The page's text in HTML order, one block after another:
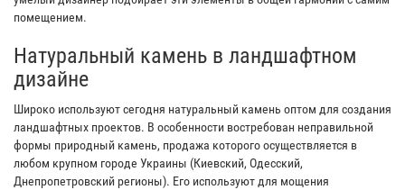
помещением.
Натуральный камень в ландшафтном
дизайне
Широко используют сегодня натуральный камень оптом для создания
ландшафтных проектов. В особенности востребован неправильной
формы природный камень, продажа которого осуществляется в
любом крупном городе Украины (Киевский, Одесский,
Днепропетровский регионы). Его используют для мощения